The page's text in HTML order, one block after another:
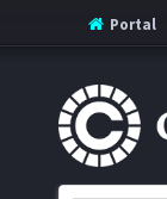
Portal